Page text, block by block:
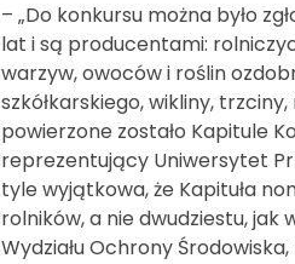
– „Do konkursu można było
lat i są producentami:
warzyw, owoców i roślin
szkółkarskiego, wikliny,
powierzone zostało Kapitule
reprezentujący Uniwersytet
tyle wyjątkowa, że Kapituła
rolników, a nie dwudziestu, jak
Wydziału Ochrony